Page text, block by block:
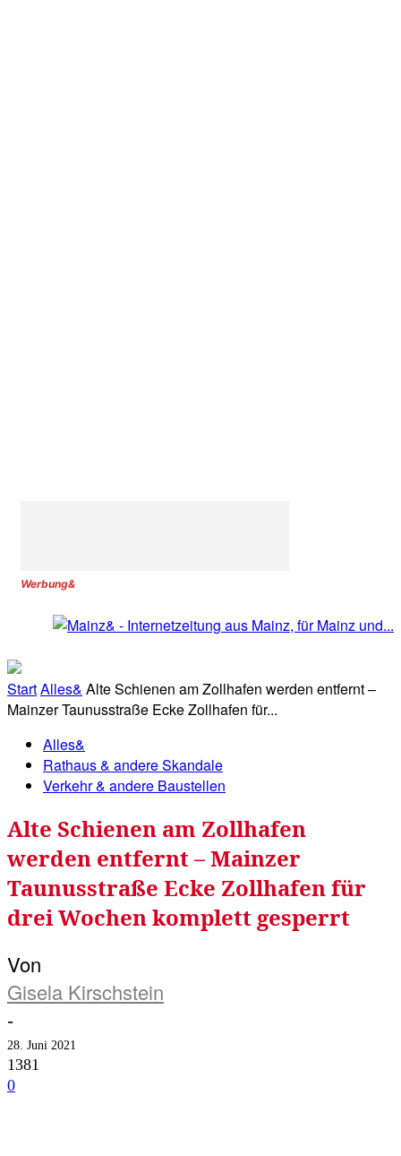
Werbung&
StartAlles& Alte Schienen am Zollhafen werden entfernt –
Mainzer Taunusstraße Ecke Zollhafen für...
Alles&
Rathaus & andere Skandale
Verkehr & andere Baustellen
Alte Schienen am Zollhafen
werden entfernt – Mainzer
Taunusstraße Ecke Zollhafen für
drei Wochen komplett gesperrt
Von
Gisela Kirschstein
-
28. Juni 2021
1381
0